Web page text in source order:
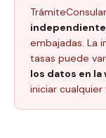
independiente
embajadas. La
tasas puede
los datos en la
iniciar